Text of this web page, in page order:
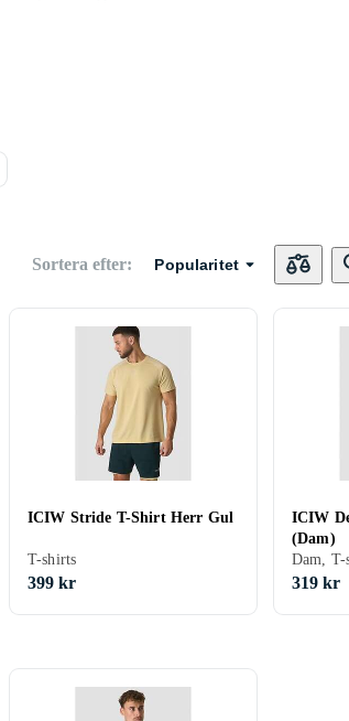
Sortera efter: Popularitet
ICIW Stride T-Shirt Herr Gul
T-shirts
399 kr
ICIW
(Dam)
Dam,
319 kr